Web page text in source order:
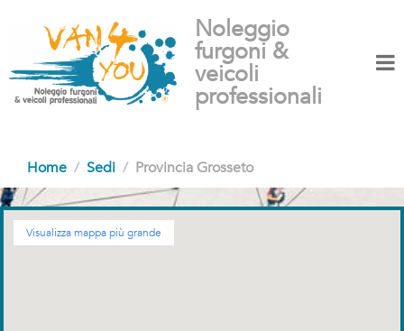
Noleggio
furgoni &
veicoli
professionali
Home Sedi Provincia Grosseto
Visualizza mappa più grande